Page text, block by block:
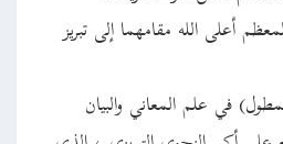
أعلى الله مقامهما إلى تبريز
في علم المعاني والبيان